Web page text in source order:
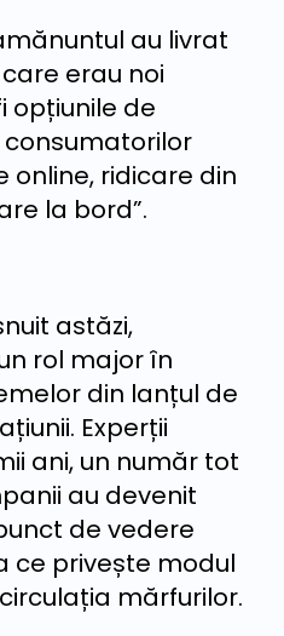
au livrat
erau noi
opțiunile de
ridicare din
la bord”.
astăzi,
rol major în
din lanțul de
Experții
ani, un număr tot
au devenit
de vedere
ce privește modul
mărfurilor.